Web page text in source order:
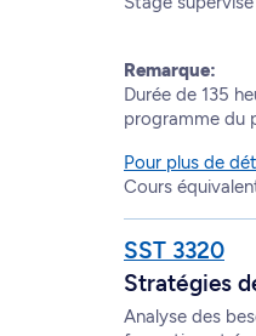
Remarque:
Durée de 135
programme du
Pour plus de
Cours
SST 3320
Stratégies
Analyse des